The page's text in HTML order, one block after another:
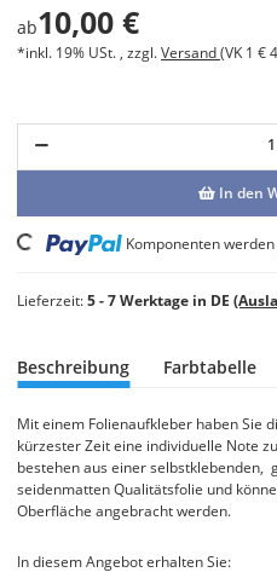
ab10,00 €
*inkl. 19% USt. , zzgl.Versand(VK 1 €
In den
Loading... Komponenten
Lieferzeit:5 - 7 Werktage in DE
Beschreibung Farbtabelle
Mit einem Folienaufkleber haben Sie
kürzester Zeit eine individuelle Note
bestehen aus einer selbstklebenden,
seidenmatten Qualitätsfolie und
Oberfläche angebracht werden.
In diesem Angebot erhalten Sie: